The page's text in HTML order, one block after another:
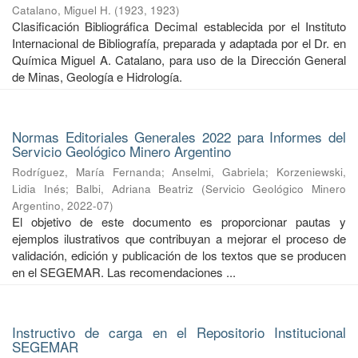
Catalano, Miguel H. (1923, 1923)
Clasificación Bibliográfica Decimal establecida por el Instituto
Internacional de Bibliografía, preparada y adaptada por el Dr. en
Química Miguel A. Catalano, para uso de la Dirección General
de Minas, Geología e Hidrología.
Normas Editoriales Generales 2022 para Informes del
Servicio Geológico Minero Argentino
Rodríguez, María Fernanda;Anselmi, Gabriela; Korzeniewski,
Lidia Inés; Balbi, Adriana Beatriz (Servicio Geológico Minero
Argentino, 2022-07)
El objetivo de este documento es proporcionar pautas y
ejemplos ilustrativos que contribuyan a mejorar el proceso de
validación, edición y publicación de los textos que se producen
en el SEGEMAR. Las recomendaciones ...
Instructivo de carga en el Repositorio Institucional
SEGEMAR